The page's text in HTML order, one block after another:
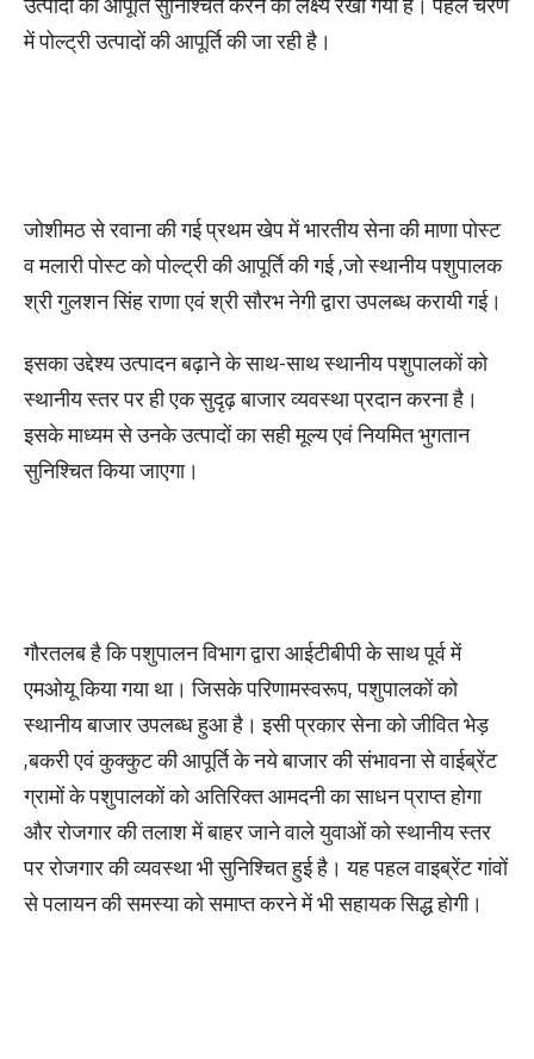
में पोल्ट्री उत्पादों की आपूर्ति की जा रही है।
जोशीमठ से रवाना की गई प्रथम खेप में भारतीय सेना की माणा पोस्ट
व मलारी पोस्ट को पोल्ट्री की आपूर्ति की गई ,जो स्थानीय पशुपालक
श्री गुलशन सिंह राणा एवं श्री सौरभ नेगी द्वारा उपलब्ध करायी गई।
इसका उद्देश्य उत्पादन बढ़ाने के साथ-साथ स्थानीय पशुपालकों को
स्थानीय स्तर पर ही एक सुदृढ़ बाजार व्यवस्था प्रदान करना है।
इसके माध्यम से उनके उत्पादों का सही मूल्य एवं नियमित भुगतान
सुनिश्चित किया जाएगा।
गौरतलब है कि पशुपालन विभाग द्वारा आईटीबीपी के साथ पूर्व में
एमओयू किया गया था। जिसके परिणामस्वरूप, पशुपालकों को
स्थानीय बाजार उपलब्ध हुआ है। इसी प्रकार सेना को जीवित भेड़
,बकरी एवं कुक्कुट की आपूर्ति के नये बाजार की संभावना से वाईब्रेंट
ग्रामों के पशुपालकों को अतिरिक्त आमदनी का साधन प्राप्त होगा
और रोजगार की तलाश में बाहर जाने वाले युवाओं को स्थानीय स्तर
पर रोजगार की व्यवस्था भी सुनिश्चित हुई है। यह पहल वाइब्रेंट गांवों
से पलायन की समस्या को समाप्त करने में भी सहायक सिद्ध होगी।